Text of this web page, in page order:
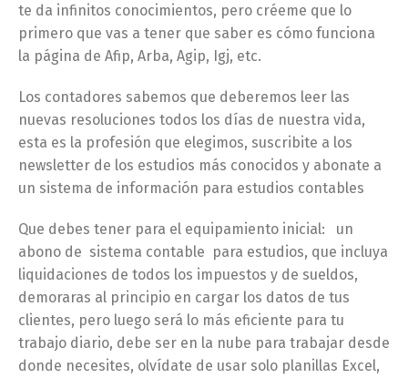
te da infinitos conocimientos, pero créeme que lo
primero que vas a tener que saber es cómo funciona
la página de Afip, Arba, Agip, Igj, etc.
Los contadores sabemos que deberemos leer las
nuevas resoluciones todos los días de nuestra vida,
esta es la profesión que elegimos, suscribite a los
newsletter de los estudios más conocidos y abonate a
un sistema de información para estudios contables
Que debes tener para el equipamiento inicial: un
abono de sistema contable para estudios, que incluya
liquidaciones de todos los impuestos y de sueldos,
demoraras al principio en cargar los datos de tus
clientes, pero luego será lo más eficiente para tu
trabajo diario, debe ser en la nube para trabajar desde
donde necesites, olvídate de usar solo planillas Excel,